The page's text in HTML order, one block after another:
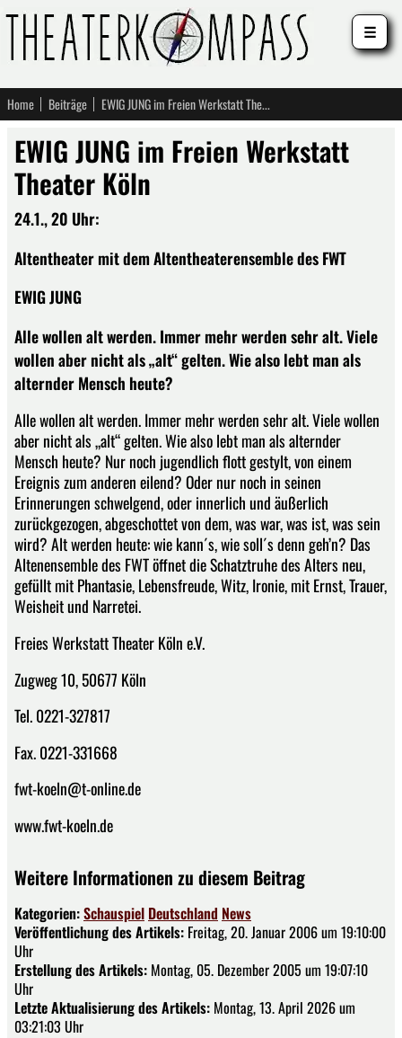
Home Beiträge EWIG JUNG im Freien Werkstatt Theater Köln
EWIG JUNG im Freien Werkstatt
Theater Köln
24.1., 20 Uhr:
Altentheater mit dem Altentheaterensemble des FWT
EWIG JUNG
Alle wollen alt werden. Immer mehr werden sehr alt. Viele
wollen aber nicht als „alt“ gelten. Wie also lebt man als
alternder Mensch heute?
Alle wollen alt werden. Immer mehr werden sehr alt. Viele wollen
aber nicht als „alt“ gelten. Wie also lebt man als alternder
Mensch heute? Nur noch jugendlich flott gestylt, von einem
Ereignis zum anderen eilend? Oder nur noch in seinen
Erinnerungen schwelgend, oder innerlich und äußerlich
zurückgezogen, abgeschottet von dem, was war, was ist, was sein
wird? Alt werden heute: wie kann´s, wie soll´s denn geh’n? Das
Altenensemble des FWT öffnet die Schatztruhe des Alters neu,
gefüllt mit Phantasie, Lebensfreude, Witz, Ironie, mit Ernst, Trauer,
Weisheit und Narretei.
Freies Werkstatt Theater Köln e.V.
Zugweg 10, 50677 Köln
Tel. 0221-327817
Fax. 0221-331668
fwt-koeln@t-online.de
www.fwt-koeln.de
Weitere Informationen zu diesem Beitrag
Kategorien:Schauspiel Deutschland News
Veröffentlichung des Artikels: Freitag, 20. Januar 2006 um 19:10:00
Uhr
Erstellung des Artikels: Montag, 05. Dezember 2005 um 19:07:10
Uhr
Letzte Aktualisierung des Artikels: Montag, 13. April 2026 um
03:21:03 Uhr
☰